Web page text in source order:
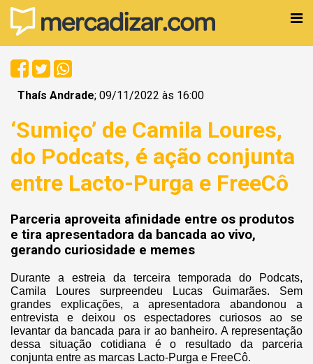
Thaís Andrade; 09/11/2022 às 16:00
‘Sumiço’ de Camila Loures,
do Podcats, é ação conjunta
entre Lacto-Purga e FreeCô
Parceria aproveita afinidade entre os produtos
e tira apresentadora da bancada ao vivo,
gerando curiosidade e memes
Durante a estreia da terceira temporada do Podcats,
Camila Loures surpreendeu Lucas Guimarães. Sem
grandes explicações, a apresentadora abandonou a
entrevista e deixou os espectadores curiosos ao se
levantar da bancada para ir ao banheiro. A representação
dessa situação cotidiana é o resultado da parceria
conjunta entre as marcas Lacto-Purga e FreeCô.